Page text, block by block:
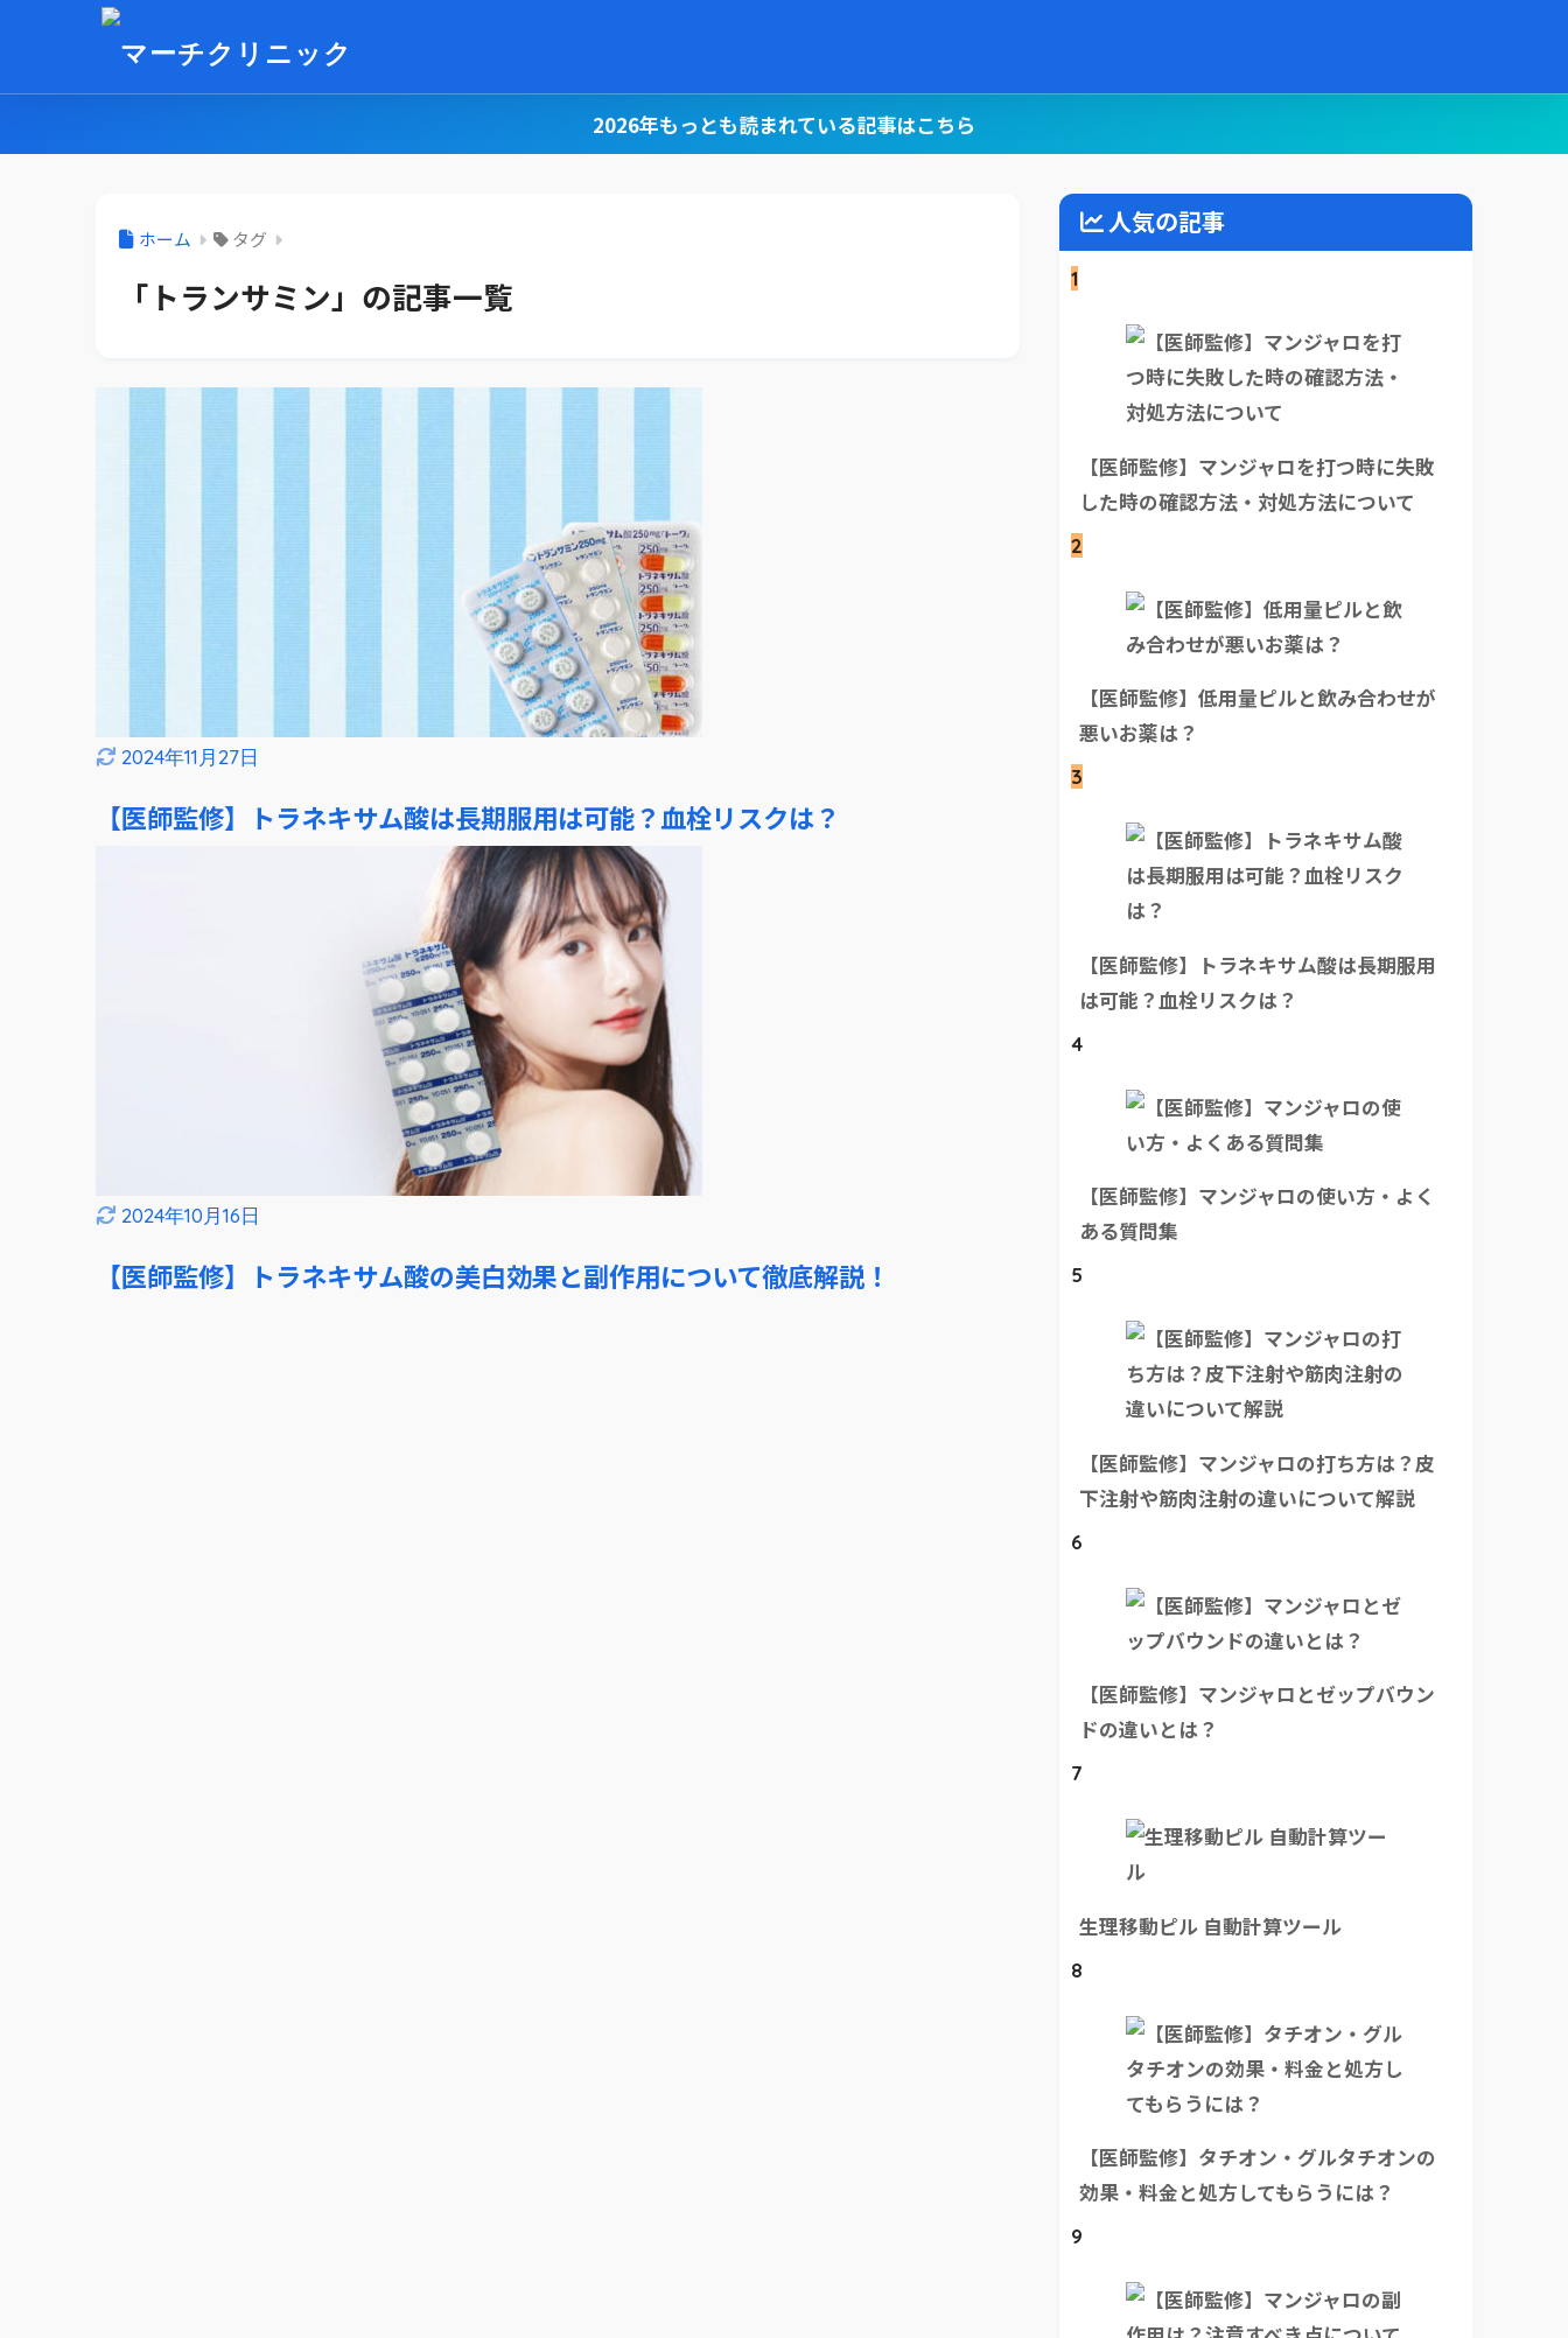
2026年もっとも読まれている記事はこちら
ホーム タグ
「トランサミン」の記事一覧
2024年11月27日
【医師監修】トラネキサム酸は長期服用は可能？血栓リスクは？
2024年10月16日
【医師監修】トラネキサム酸の美白効果と副作用について徹底解説！
人気の記事
1
【医師監修】マンジャロを打つ時に失敗
した時の確認方法・対処方法について
2
【医師監修】低用量ピルと飲み合わせが
悪いお薬は？
3
【医師監修】トラネキサム酸は長期服用
は可能？血栓リスクは？
4
【医師監修】マンジャロの使い方・よく
ある質問集
5
【医師監修】マンジャロの打ち方は？皮
下注射や筋肉注射の違いについて解説
6
【医師監修】マンジャロとゼップバウン
ドの違いとは？
7
生理移動ピル 自動計算ツール
8
【医師監修】タチオン・グルタチオンの
効果・料金と処方してもらうには？
9